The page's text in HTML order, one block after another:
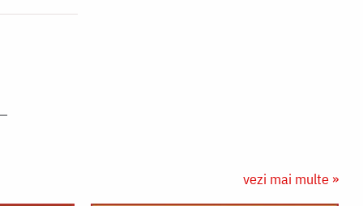
vezi mai multe »